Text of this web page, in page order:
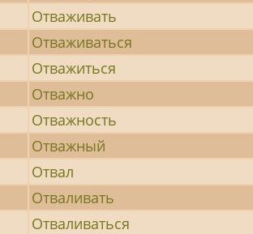
Отваживать
Отваживаться
Отважиться
Отважно
Отважность
Отважный
Отвал
Отваливать
Отваливаться